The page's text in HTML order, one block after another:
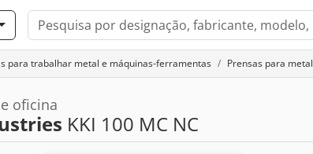
para trabalhar metal e máquinas-ferramentas Prensas para metal
oficina
KKI 100 MC NC